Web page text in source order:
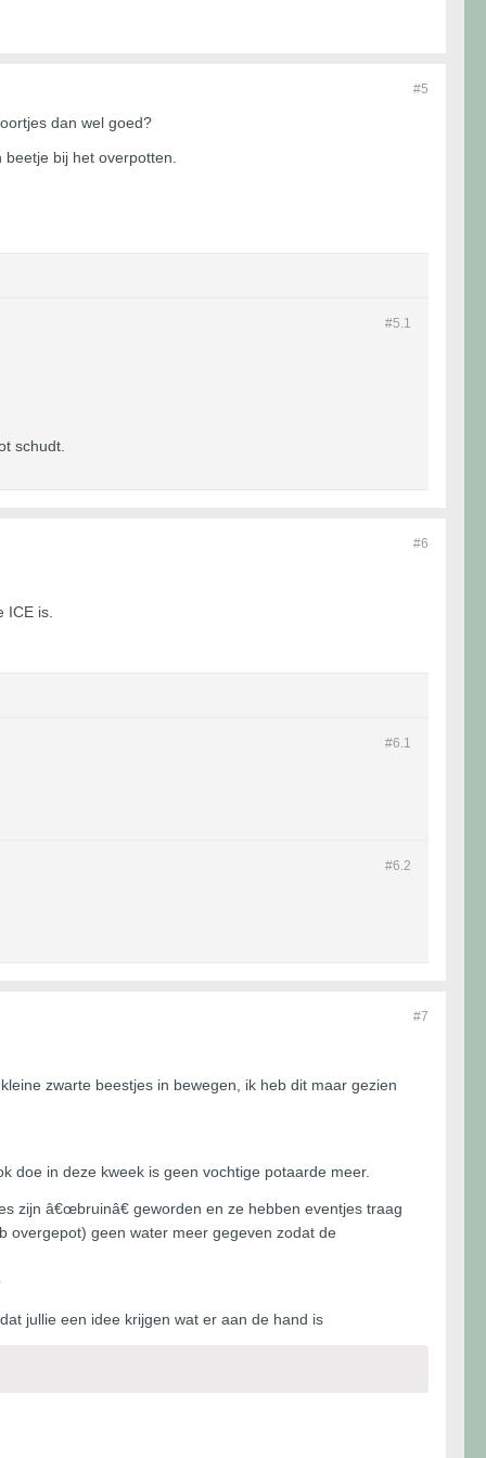
#5
dan wel goed?
bij het overpotten.
#5. 1
schudt.
#6
is.
#6. 1
#6. 2
#7
zwarte beestjes in bewegen, ik heb dit maar gezien
doe in deze kweek is geen vochtige potaarde meer.
zijn â€œbruinâ€ geworden en ze hebben eventjes traag
overgepot) geen water meer gegeven zodat de
jullie een idee krijgen wat er aan de hand is